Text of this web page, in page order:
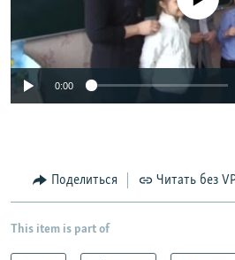
0:00
Поделиться Читать без
This item is part of